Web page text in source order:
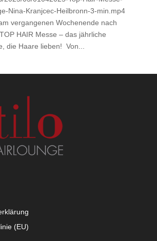
Nina-Kranjcec-Heilbronn-3-min.mp4
vergangenen Wochenende nach
HAIR Messe – das jährliche
die Haare lieben! Von...
(EU)